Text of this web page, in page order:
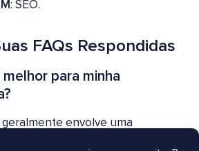
: SEO.
FAQs Respondidas
para minha
envolve uma